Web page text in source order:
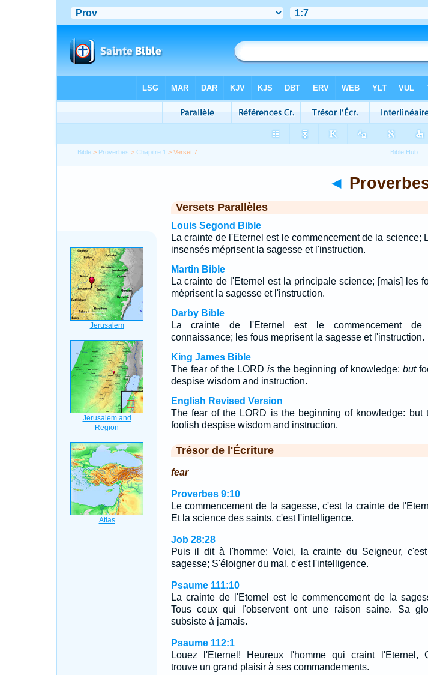
Bible > Proverbes >Chapitre 1 > Verset 7
◄
Versets Parallèles
Louis Segond Bible
La crainte de l'Eternel est le commencement de la science;
insensés méprisent la sagesse et l'instruction.
Martin Bible
La crainte de l'Eternel est la principale science; [mais] les
méprisent la sagesse et l'instruction.
Darby Bible
La crainte de l'Eternel est le commencement de
connaissance; les fous meprisent la sagesse et l'instruction.
King James Bible
The fear of the LORDis the beginning of knowledge: but
despise wisdom and instruction.
English Revised Version
The fear of the LORD is the beginning of knowledge: but
foolish despise wisdom and instruction.
Trésor de l'Écriture
fear
Proverbes 9:10
Le commencement de la sagesse, c'est la crainte de
Et la science des saints, c'est l'intelligence.
Job 28:28
Puis il dit à l'homme: Voici, la crainte du Seigneur,
sagesse; S'éloigner du mal, c'est l'intelligence.
Psaume 111:10
La crainte de l'Eternel est le commencement de la
Tous ceux qui l'observent ont une raison saine. Sa
subsiste à jamais.
Psaume 112:1
Louez l'Eternel! Heureux l'homme qui craint l'Eternel,
trouve un grand plaisir à ses commandements.